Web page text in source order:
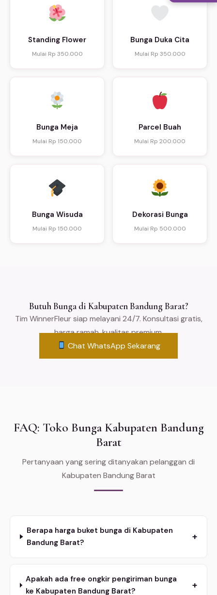
Standing Flower
Mulai Rp 350.000
Bunga Duka Cita
Mulai Rp 350.000
Bunga Meja
Mulai Rp 150.000
Parcel Buah
Mulai Rp 200.000
Bunga Wisuda
Mulai Rp 150.000
Dekorasi Bunga
Mulai Rp 500.000
Butuh Bunga di Kabupaten Bandung Barat?
Tim WinnerFleur siap melayani 24/7. Konsultasi gratis,
harga ramah, kualitas premium.
Chat WhatsApp Sekarang
FAQ: Toko Bunga Kabupaten Bandung
Barat
Pertanyaan yang sering ditanyakan pelanggan di
Kabupaten Bandung Barat
Berapa harga buket bunga di Kabupaten
Bandung Barat?
+
Apakah ada free ongkir pengiriman bunga
ke Kabupaten Bandung Barat?
+